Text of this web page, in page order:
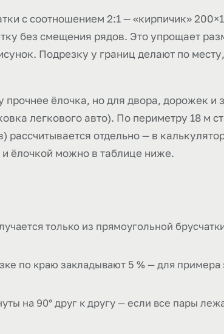
с соотношением 2:1 — «кирпичик»
без смещения рядов. Это упрощает
Подрезку у границ делают по
ёлочка, но для двора, дорожек и
легкового авто). По периметру 18 м
отдельно — в
ёлочкой можно в таблице ниже.
только из прямоугольной
по краю закладывают 5 % — для примера
на 90° друг к другу — если все пары